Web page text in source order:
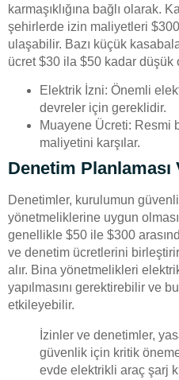
karmaşıklığına bağlı olarak.
şehirlerde izin maliyetleri
ulaşabilir. Bazı küçük
ücret $30 ila $50 kadar düşük
Elektrik İzni: Önemli
devreler için gereklidir.
Muayene Ücreti: Resmi
maliyetini karşılar.
Denetim
Denetimler, kurulumun
yönetmeliklerine uygun
genellikle $50 ile $300
ve denetim ücretlerini
alır. Bina yönetmelikleri
yapılmasını gerektirebilir ve
etkileyebilir.
İzinler ve denetimler,
güvenlik için kritik
evde elektrikli araç şarj